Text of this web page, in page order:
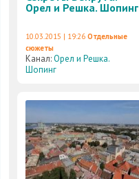
Орел и Решка. Шопинг
10.03.2015 | 19:26 Отдельные
сюжеты
Канал:Орел и Решка.
Шопинг